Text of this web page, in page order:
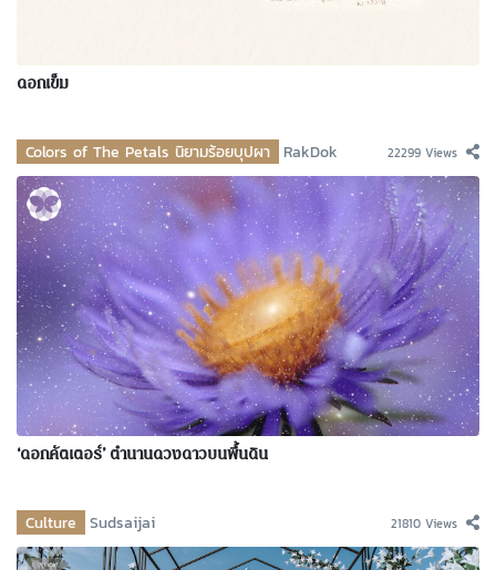
ดอกเข็ม
Colors of The Petals นิยามร้อยบุปผา RakDok 22299 Views
‘ดอกคัตเตอร์’ ตำนานดวงดาวบนพื้นดิน
Culture Sudsaijai 21810 Views